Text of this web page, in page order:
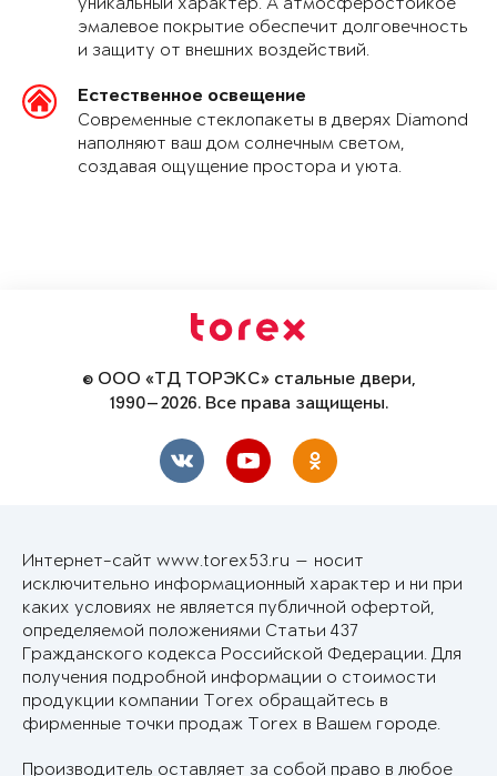
уникальный характер. А атмосферостойкое
эмалевое покрытие обеспечит долговечность
и защиту от внешних воздействий.
Естественное освещение
Современные стеклопакеты в дверях Diamond
наполняют ваш дом солнечным светом,
создавая ощущение простора и уюта.
© ООО «ТД ТОРЭКС» стальные двери,
1990—2026. Все права защищены.
Интернет-сайт www.torex53.ru — носит
исключительно информационный характер и ни при
каких условиях не является публичной офертой,
определяемой положениями Статьи 437
Гражданского кодекса Российской Федерации. Для
получения подробной информации о стоимости
продукции компании Torex обращайтесь в
фирменные точки продаж Torex в Вашем городе.
Производитель оставляет за собой право в любое